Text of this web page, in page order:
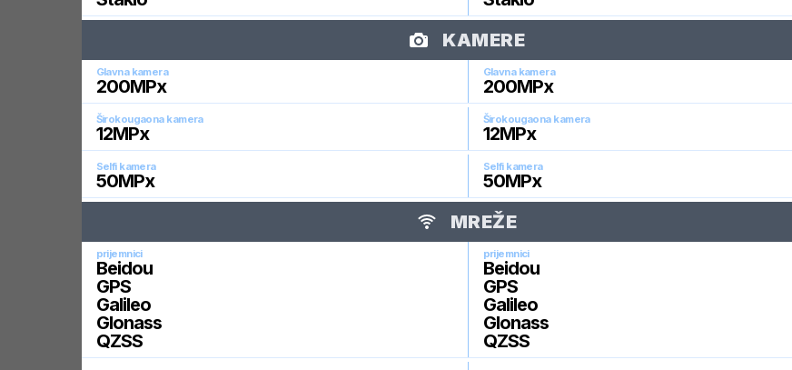
KAMERE
Glavna kamera
200MPx
Glavna kamera
200MPx
Širokougaona kamera
12MPx
Širokougaona kamera
12MPx
Selfi kamera
50MPx
Selfi kamera
50MPx
MREŽE
prijemnici
Beidou
GPS
Galileo
Glonass
QZSS
prijemnici
Beidou
GPS
Galileo
Glonass
QZSS